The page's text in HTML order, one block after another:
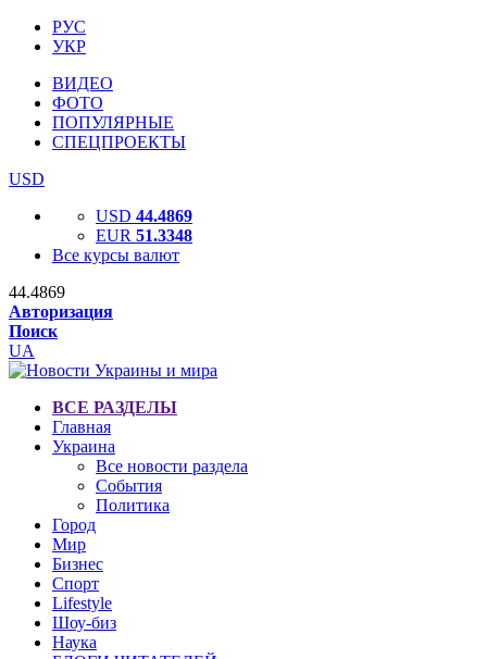
РУС
УКР
ВИДЕО
ФОТО
ПОПУЛЯРНЫЕ
СПЕЦПРОЕКТЫ
USD
USD 44.4869
EUR 51.3348
Все курсы валют
44.4869
Авторизация
Поиск
UA
ВСЕ РАЗДЕЛЫ
Главная
Украина
Все новости раздела
События
Политика
Город
Мир
Бизнес
Спорт
Lifestyle
Шоу-биз
Наука